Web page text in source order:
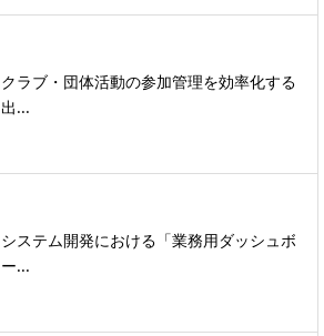
クラブ・団体活動の参加管理を効率化する
出...
システム開発における「業務用ダッシュボ
ー...